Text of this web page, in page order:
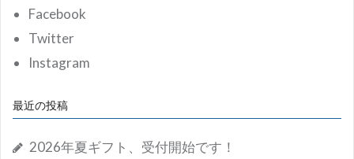
ョ
ン
Facebook
Twitter
Instagram
最近の投稿
2026年夏ギフト、受付開始です！